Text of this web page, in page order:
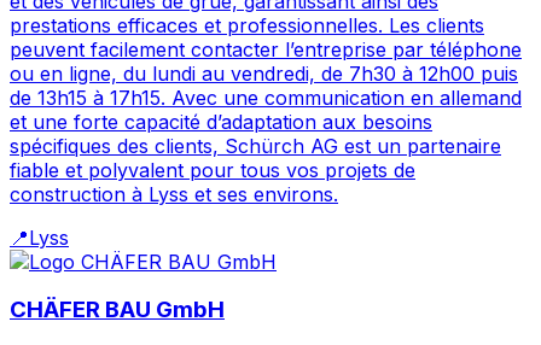
prestations efficaces et professionnelles. Les clients
peuvent facilement contacter l’entreprise par téléphone
ou en ligne, du lundi au vendredi, de 7h30 à 12h00 puis
de 13h15 à 17h15. Avec une communication en allemand
et une forte capacité d’adaptation aux besoins
spécifiques des clients, Schürch AG est un partenaire
fiable et polyvalent pour tous vos projets de
construction à Lyss et ses environs.
📍Lyss
CHÄFER BAU GmbH